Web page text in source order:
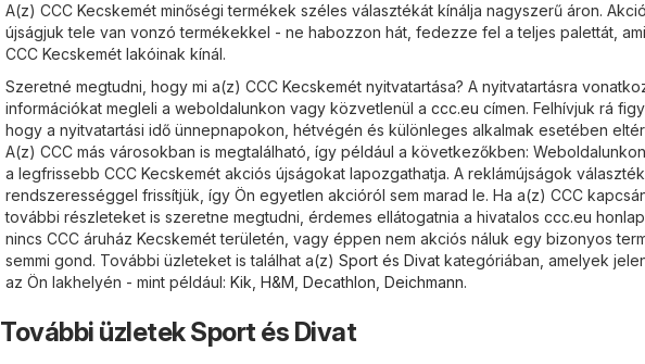
A(z) CCC Kecskemét minőségi termékek széles választékát kínálja nagyszerű áron.
újságjuk tele van vonzó termékekkel - ne habozzon hát, fedezze fel a teljes palettát,
CCC Kecskemét lakóinak kínál.
Szeretné megtudni, hogy mi a(z) CCC Kecskemét nyitvatartása? A nyitvatartásra
információkat megleli a weboldalunkon vagy közvetlenül a ccc.eu címen. Felhívjuk rá
hogy a nyitvatartási idő ünnepnapokon, hétvégén és különleges alkalmak esetében
A(z) CCC más városokban is megtalálható, így például a következőkben:
a legfrissebb CCC Kecskemét akciós újságokat lapozgathatja. A reklámújságok
rendszerességgel frissítjük, így Ön egyetlen akcióról sem marad le. Ha a(z) CCC
további részleteket is szeretne megtudni, érdemes ellátogatnia a hivatalos ccc.eu
nincs CCC áruház Kecskemét területén, vagy éppen nem akciós náluk egy bizonyos
semmi gond. További üzleteket is találhat a(z) Sport és Divat kategóriában, amelyek
az Ön lakhelyén - mint például: Kik H&M Decathlon Deichmann.
További üzletek Sport és Divat